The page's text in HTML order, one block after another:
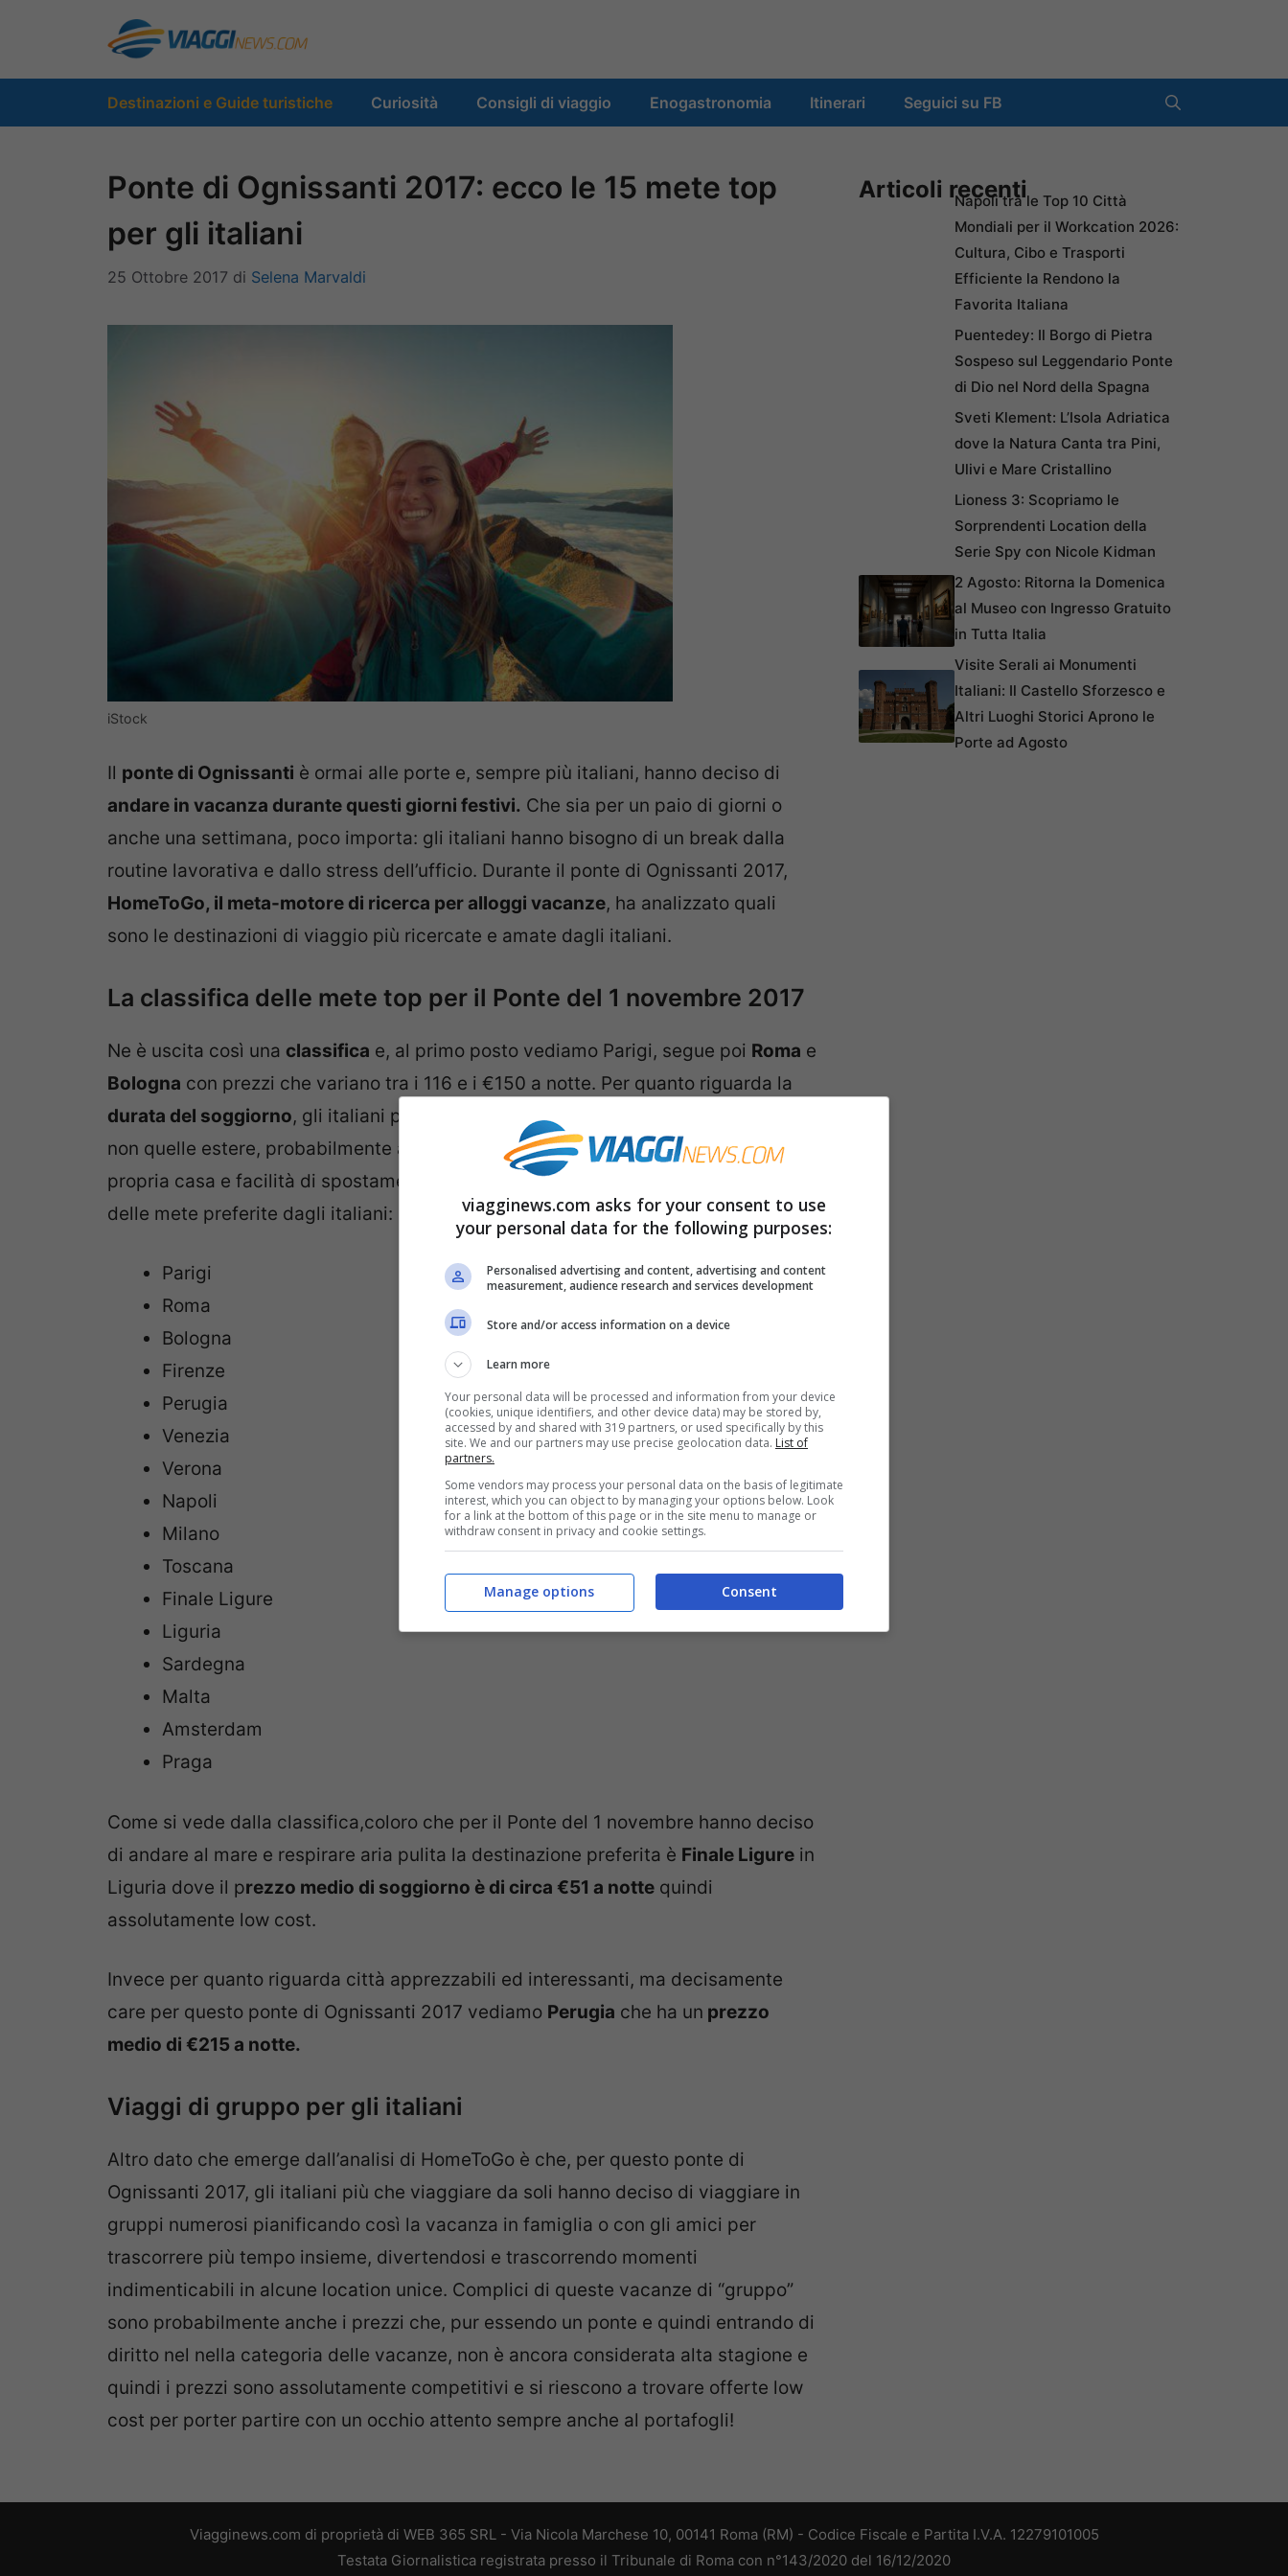
contenuto
Destinazioni e Guide turistiche Curiosità Consigli di viaggio Enogastronomia Itinerari Seguici su FB
Ponte di Ognissanti 2017: ecco le 15 mete top
per gli italiani
25 Ottobre 2017 di Selena Marvaldi
iStock
Il ponte di Ognissanti è ormai alle porte e, sempre più italiani, hanno deciso di
andare in vacanza durante questi giorni festivi. Che sia per un paio di giorni o
anche una settimana, poco importa: gli italiani hanno bisogno di un break dalla
routine lavorativa e dallo stress dell’ufficio. Durante il ponte di Ognissanti 2017,
HomeToGo, il meta-motore di ricerca per alloggi vacanze, ha analizzato quali
sono le destinazioni di viaggio più ricercate e amate dagli italiani.
La classifica delle mete top per il Ponte del 1 novembre 2017
Ne è uscita così una classifica e, al primo posto vediamo Parigi, segue poi Roma e
Bologna con prezzi che variano tra i 116 e i €150 a notte. Per quanto riguarda la
durata del soggiorno, gli italiani passano molto più tempo nelle città italiane che
non quelle estere, probabilmente anche per una questione di vicinanza con la
propria casa e facilità di spostamento. Ma vediamo ora la classifica completa
delle mete preferite dagli italiani:
Parigi
Roma
Bologna
Firenze
Perugia
Venezia
Verona
Napoli
Milano
Toscana
Finale Ligure
Liguria
Sardegna
Malta
Amsterdam
Praga
Come si vede dalla classifica,coloro che per il Ponte del 1 novembre hanno deciso
di andare al mare e respirare aria pulita la destinazione preferita è Finale Ligure in
Liguria dove il prezzo medio di soggiorno è di circa €51 a notte quindi
assolutamente low cost.
Invece per quanto riguarda città apprezzabili ed interessanti, ma decisamente
care per questo ponte di Ognissanti 2017 vediamo Perugia che ha un prezzo
medio di €215 a notte.
Viaggi di gruppo per gli italiani
Altro dato che emerge dall’analisi di HomeToGo è che, per questo ponte di
Ognissanti 2017, gli italiani più che viaggiare da soli hanno deciso di viaggiare in
gruppi numerosi pianificando così la vacanza in famiglia o con gli amici per
trascorrere più tempo insieme, divertendosi e trascorrendo momenti
indimenticabili in alcune location unice. Complici di queste vacanze di “gruppo”
sono probabilmente anche i prezzi che, pur essendo un ponte e quindi entrando di
diritto nel nella categoria delle vacanze, non è ancora considerata alta stagione e
quindi i prezzi sono assolutamente competitivi e si riescono a trovare offerte low
cost per porter partire con un occhio attento sempre anche al portafogli!
Articoli recentiNapoli tra le Top 10 Città
Mondiali per il Workcation 2026:
Cultura, Cibo e Trasporti
Efficiente la Rendono la
Favorita Italiana
Puentedey: Il Borgo di Pietra
Sospeso sul Leggendario Ponte
di Dio nel Nord della Spagna
Sveti Klement: L’Isola Adriatica
dove la Natura Canta tra Pini,
Ulivi e Mare Cristallino
Lioness 3: Scopriamo le
Sorprendenti Location della
Serie Spy con Nicole Kidman
2 Agosto: Ritorna la Domenica
al Museo con Ingresso Gratuito
in Tutta Italia
Visite Serali ai Monumenti
Italiani: Il Castello Sforzesco e
Altri Luoghi Storici Aprono le
Porte ad Agosto
Viagginews.com di proprietà di WEB 365 SRL - Via Nicola Marchese 10, 00141 Roma (RM) - Codice Fiscale e Partita I.V.A. 12279101005
Testata Giornalistica registrata presso il Tribunale di Roma con n°143/2020 del 16/12/2020
viagginews.com asks for your consent to use
your personal data for the following purposes:
Personalised advertising and content, advertising and content
measurement, audience research and services development
Store and/or access information on a device
Learn more
Your personal data will be processed and information from your device
(cookies, unique identifiers, and other device data) may be stored by,
accessed by and shared with 319 partners, or used specifically by this
site. We and our partners may use precise geolocation data. List of
partners.
Some vendors may process your personal data on the basis of legitimate
interest, which you can object to by managing your options below. Look
for a link at the bottom of this page or in the site menu to manage or
withdraw consent in privacy and cookie settings.
Consent
Manage options